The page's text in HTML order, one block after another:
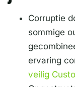
Corruptie
sommige
ervaring
veilig